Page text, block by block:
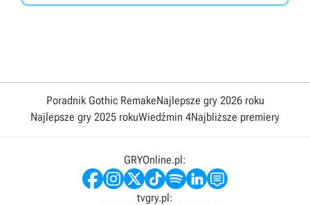
Poradnik Gothic RemakeNajlepsze gry 2026 roku
Najlepsze gry 2025 rokuWiedźmin 4Najbliższe premiery
GRYOnline.pl:
tvgry.pl: